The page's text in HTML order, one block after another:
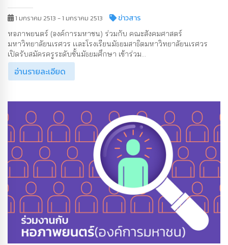
1 มกราคม 2513 - 1 มกราคม 2513 ข่าวสาร
หอภาพยนตร์ (องค์การมหาชน) ร่วมกับ คณะสังคมศาสตร์
มหาวิทยาลัยนเรศวร เเละโรงเรียนมัธยมสาธิตมหาวิทยาลัยนเรศวร
เปิดรับสมัครครูระดับชั้นมัธยมศึกษา เข้าร่วม...
อ่านรายละเอียด